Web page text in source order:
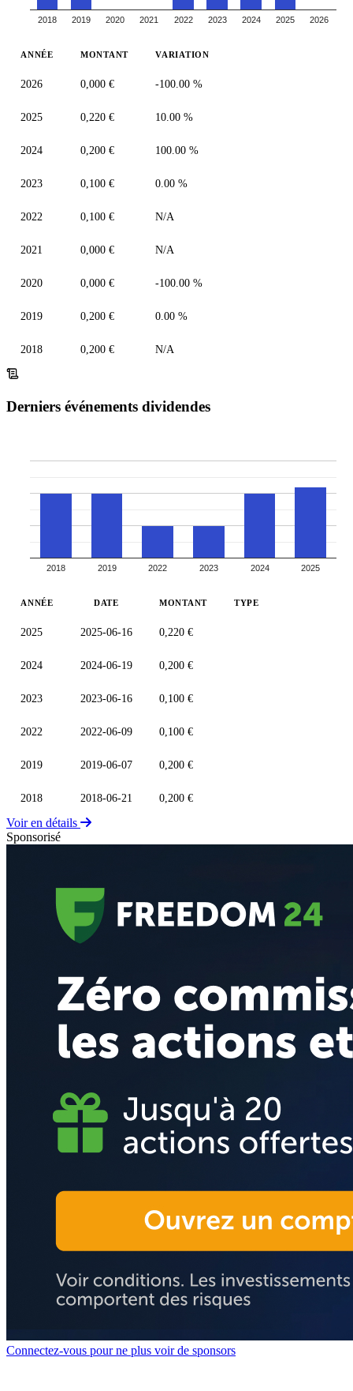
2018 2019 2020 2021 2022 2023 2024 2025 2026
ANNÉE MONTANT VARIATION
2026 0,000 € -100.00 %
2025 0,220 € 10.00 %
2024 0,200 € 100.00 %
2023 0,100 € 0.00 %
2022 0,100 € N/A
2021 0,000 € N/A
2020 0,000 € -100.00 %
2019 0,200 € 0.00 %
2018 0,200 € N/A
Derniers événements dividendes
2018 2019 2022 2023 2024 2025
ANNÉE DATE MONTANT TYPE
2025 2025-06-16 0,220 €
2024 2024-06-19 0,200 €
2023 2023-06-16 0,100 €
2022 2022-06-09 0,100 €
2019 2019-06-07 0,200 €
2018 2018-06-21 0,200 €
Voir en détails
Sponsorisé
Connectez-vous pour ne plus voir de sponsors